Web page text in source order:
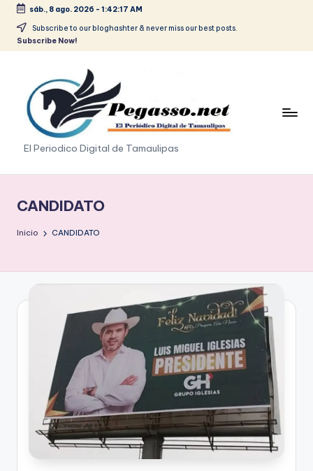
Saltar
sáb., 8 ago. 2026 - 1:42:18 AM
Subscribe to our bloghashter & never miss our best posts.
Subscribe Now!
p
e
g
s
El Periodico Digital de Tamaulipas
CANDIDATO
Inicio CANDIDATO